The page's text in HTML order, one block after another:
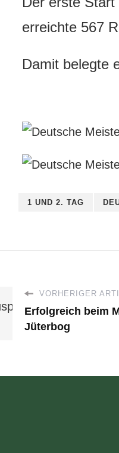
erreichte 567
Damit belegte
1 UND 2. TAG
VORHERIGER
Erfolgreich beim
Jüterbog